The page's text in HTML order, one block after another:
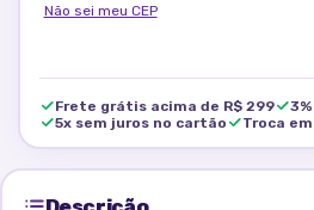
Não sei meu CEP
Frete grátis acima de R$ 299
5x sem juros no cartão
Troca